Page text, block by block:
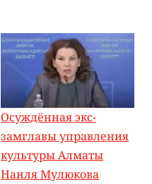
Осуждённая экс-
замглавы управления
культуры Алматы
Наиля Мулюкова